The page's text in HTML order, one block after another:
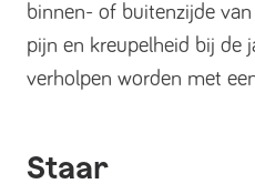
binnen- of buitenzijde
pijn en kreupelheid bij de
verholpen worden met
Staar